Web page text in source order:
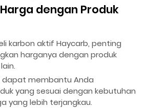
dengan Produk
karbon aktif Haycarb, penting
harganya dengan produk
dapat membantu Anda
yang sesuai dengan kebutuhan
yang lebih terjangkau.